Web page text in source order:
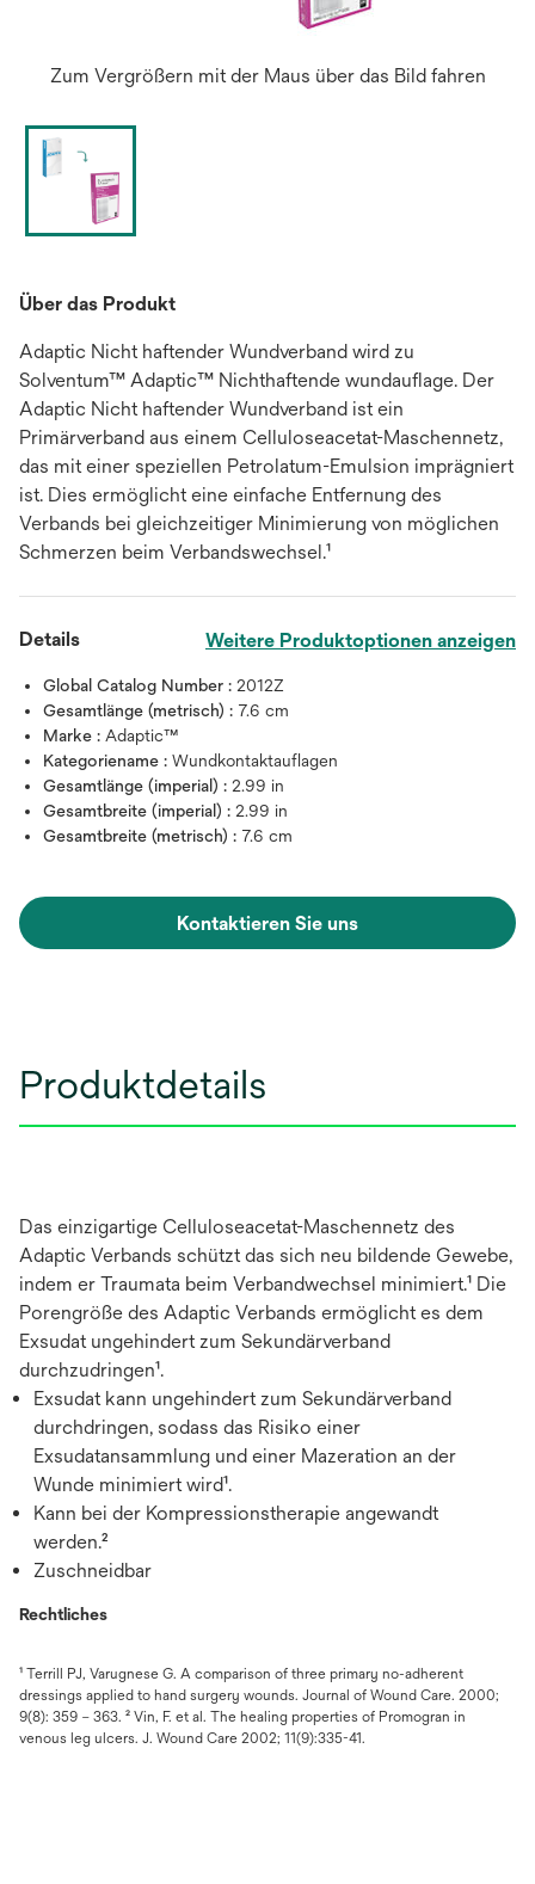
Zum Vergrößern mit der Maus über das Bild fahren
Über das Produkt
Adaptic Nicht haftender Wundverband wird zu
Solventum™ Adaptic™ Nichthaftende wundauflage. Der
Adaptic Nicht haftender Wundverband ist ein
Primärverband aus einem Celluloseacetat-Maschennetz,
das mit einer speziellen Petrolatum-Emulsion imprägniert
ist. Dies ermöglicht eine einfache Entfernung des
Verbands bei gleichzeitiger Minimierung von möglichen
Schmerzen beim Verbandswechsel.¹
Details Weitere Produktoptionen anzeigen
Global Catalog Number : 2012Z
Gesamtlänge (metrisch) : 7.6 cm
Marke : Adaptic™
Kategoriename : Wundkontaktauflagen
Gesamtlänge (imperial) : 2.99 in
Gesamtbreite (imperial) : 2.99 in
Gesamtbreite (metrisch) : 7.6 cm
Kontaktieren Sie uns
Produktdetails
Das einzigartige Celluloseacetat-Maschennetz des
Adaptic Verbands schützt das sich neu bildende Gewebe,
indem er Traumata beim Verbandwechsel minimiert.¹ Die
Porengröße des Adaptic Verbands ermöglicht es dem
Exsudat ungehindert zum Sekundärverband
durchzudringen¹.
Exsudat kann ungehindert zum Sekundärverband
durchdringen, sodass das Risiko einer
Exsudatansammlung und einer Mazeration an der
Wunde minimiert wird¹.
Kann bei der Kompressionstherapie angewandt
werden.²
Zuschneidbar
Rechtliches
¹ Terrill PJ, Varugnese G. A comparison of three primary no-adherent
dressings applied to hand surgery wounds. Journal of Wound Care. 2000;
9(8): 359 – 363. ² Vin, F. et al. The healing properties of Promogran in
venous leg ulcers. J. Wound Care 2002; 11(9):335-41.